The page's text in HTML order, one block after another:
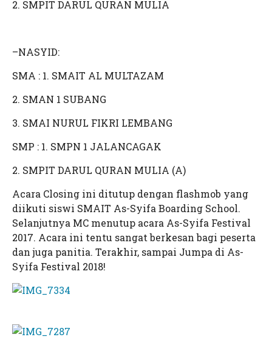
2. SMPIT DARUL QURAN MULIA
–NASYID:
SMA : 1. SMAIT AL MULTAZAM
2. SMAN 1 SUBANG
3. SMAI NURUL FIKRI LEMBANG
SMP : 1. SMPN 1 JALANCAGAK
2. SMPIT DARUL QURAN MULIA (A)
Acara Closing ini ditutup dengan flashmob yang
diikuti siswi SMAIT As-Syifa Boarding School.
Selanjutnya MC menutup acara As-Syifa Festival
2017. Acara ini tentu sangat berkesan bagi peserta
dan juga panitia. Terakhir, sampai Jumpa di As-
Syifa Festival 2018!